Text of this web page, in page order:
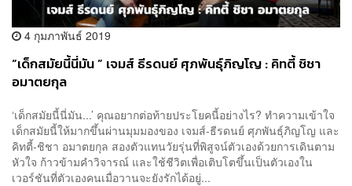
4 กุมภาพันธ์ 2019
“เด็กสมัยนี้นี่มัน ” เจมส์ ธีรดนย์ ศุภพันธุ์ภิญโญ : คิทตี้ ชิชา
อมาตยกุล
‘เด็กสมัยนี้นี่มัน...’ คุณอยากต่อท้ายประโยคนี้อย่างไร? ทำความเข้าใจ
เด็กสมัยนี้ให้มากขึ้นผ่านมุมมองของ เจมส์-ธีรดนย์ ศุภพันธุ์ภิญโญ และ
คิทตี้-ชิชา อมาตยกุล สองตัวแทนวัยรุ่นที่พิสูจน์ตัวเองด้วยการเดินตาม
หัวใจ ก้าวข้ามคำวิจารณ์ และใช้ชีวิตเพื่อเติบโตขึ้นเป็นตัวเองใน
เวอร์ชันที่ตัวเองคนเมื่อวานจะยังรักได้อยู่...